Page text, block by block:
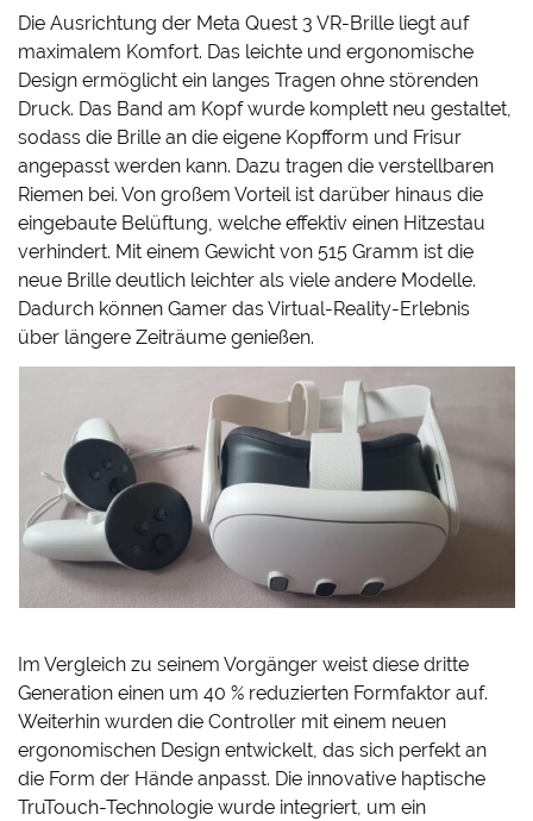
Die Ausrichtung der Meta Quest 3 VR-Brille liegt auf
maximalem Komfort. Das leichte und ergonomische
Design ermöglicht ein langes Tragen ohne störenden
Druck. Das Band am Kopf wurde komplett neu gestaltet,
sodass die Brille an die eigene Kopfform und Frisur
angepasst werden kann. Dazu tragen die verstellbaren
Riemen bei. Von großem Vorteil ist darüber hinaus die
eingebaute Belüftung, welche effektiv einen Hitzestau
verhindert. Mit einem Gewicht von 515 Gramm ist die
neue Brille deutlich leichter als viele andere Modelle.
Dadurch können Gamer das Virtual-Reality-Erlebnis
über längere Zeiträume genießen.
Im Vergleich zu seinem Vorgänger weist diese dritte
Generation einen um 40 % reduzierten Formfaktor auf.
Weiterhin wurden die Controller mit einem neuen
ergonomischen Design entwickelt, das sich perfekt an
die Form der Hände anpasst. Die innovative haptische
TruTouch-Technologie wurde integriert, um ein